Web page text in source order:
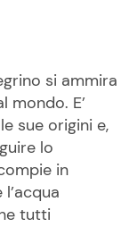
si ammira
mondo. E’
sue origini e,
lo
in
tutti